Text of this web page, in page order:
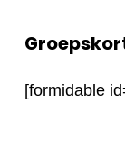
[formidable